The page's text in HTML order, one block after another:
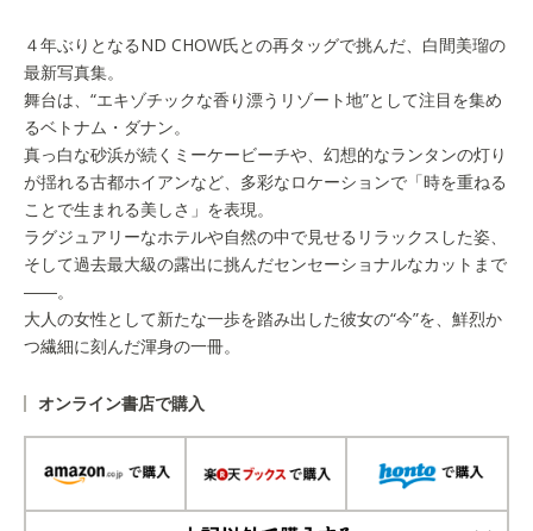
４年ぶりとなるND CHOW氏との再タッグで挑んだ、白間美瑠の
最新写真集。
舞台は、“エキゾチックな香り漂うリゾート地”として注目を集め
るベトナム・ダナン。
真っ白な砂浜が続くミーケービーチや、幻想的なランタンの灯り
が揺れる古都ホイアンなど、多彩なロケーションで「時を重ねる
ことで生まれる美しさ」を表現。
ラグジュアリーなホテルや自然の中で見せるリラックスした姿、
そして過去最大級の露出に挑んだセンセーショナルなカットまで
――。
大人の女性として新たな一歩を踏み出した彼女の“今”を、鮮烈か
つ繊細に刻んだ渾身の一冊。
オンライン書店で購入